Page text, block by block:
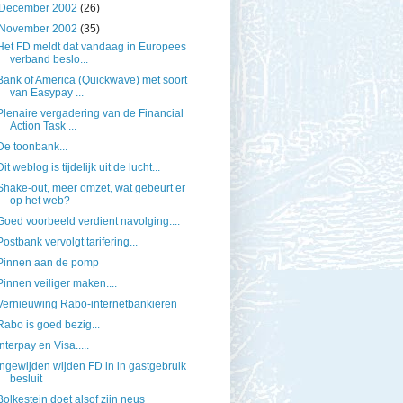
2002(26)
2002(35)
FD meldt dat vandaag in Europees
verband beslo...
of America (Quickwave) met soort
van Easypay ...
vergadering van de Financial
Action Task ...
toonbank...
weblog is tijdelijk uit de lucht...
out, meer omzet, wat gebeurt er
op het web?
voorbeeld verdient navolging....
vervolgt tarifering...
aan de pomp
veiliger maken....
Rabo-internetbankieren
is goed bezig...
en Visa.....
wijden FD in in gastgebruik
besluit
doet alsof zijn neus